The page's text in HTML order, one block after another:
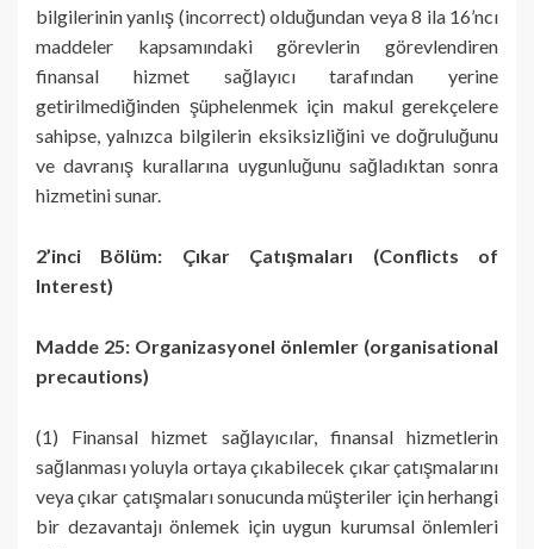
bilgilerinin yanlış (incorrect) olduğundan veya 8 ila 16’ncı
maddeler kapsamındaki görevlerin görevlendiren
finansal hizmet sağlayıcı tarafından yerine
getirilmediğinden şüphelenmek için makul gerekçelere
sahipse, yalnızca bilgilerin eksiksizliğini ve doğruluğunu
ve davranış kurallarına uygunluğunu sağladıktan sonra
hizmetini sunar.
2’inci Bölüm: Çıkar Çatışmaları (Conflicts of
Interest)
Madde 25: Organizasyonel önlemler (organisational
precautions)
(1) Finansal hizmet sağlayıcılar, finansal hizmetlerin
sağlanması yoluyla ortaya çıkabilecek çıkar çatışmalarını
veya çıkar çatışmaları sonucunda müşteriler için herhangi
bir dezavantajı önlemek için uygun kurumsal önlemleri